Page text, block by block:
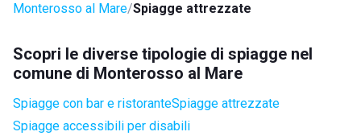
Monterosso al Mare Spiagge attrezzate
Scopri le diverse tipologie di spiagge nel
comune di Monterosso al Mare
Spiagge con bar e ristoranteSpiagge attrezzate
Spiagge accessibili per disabili